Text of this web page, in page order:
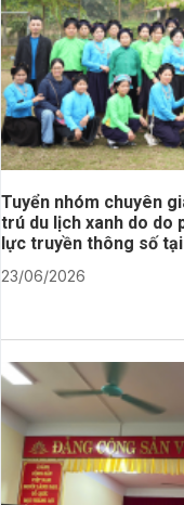
Tuyển nhóm chuyên
trú du lịch xanh do do
lực truyền thông số
23/06/2026